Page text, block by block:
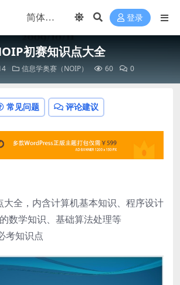
登录
初赛知识点大全
信息学奥赛（NOIP） 60 0
常见问题 评论建议
大全，内含计算机基本知识、程序设计
数学知识、基础算法处理等
考知识点